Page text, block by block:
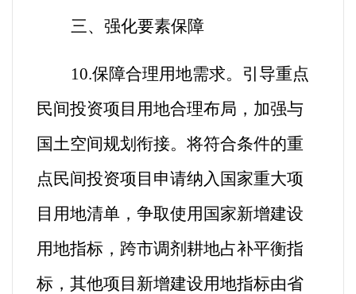
三、强化要素保障
10.保障合理用地需求。 引导重点
民间投资项目用地合理布局，加强与
国土空间规划衔接。将符合条件的重
点民间投资项目申请纳入国家重大项
目用地清单，争取使用国家新增建设
用地指标，跨市调剂耕地占补平衡指
标，其他项目新增建设用地指标由省